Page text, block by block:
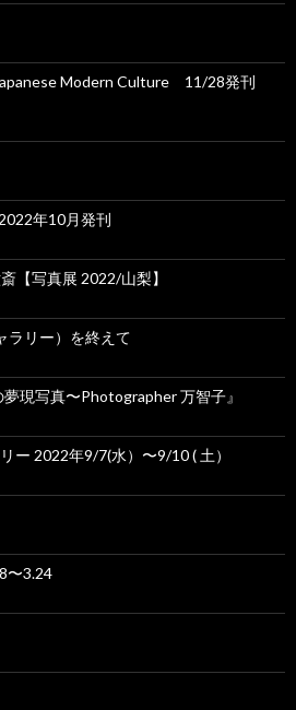
Modern Culture 11/28発刊
年10月発刊
【写真展 2022/山梨】
ラリー）を終えて
現写真〜Photographer 万智子』
ー 2022年9/7(水）〜9/10 ( 土）
〜3.24